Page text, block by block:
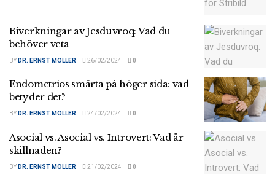
Biverkningar av Jesduvroq: Vad du
behöver veta
BY DR. ERNST MOLLER 26/02/2024 0
Endometrios smärta på höger sida: vad
betyder det?
BY DR. ERNST MOLLER 24/02/2024 0
Asocial vs. Asocial vs. Introvert: Vad är
skillnaden?
BY DR. ERNST MOLLER 21/02/2024 0